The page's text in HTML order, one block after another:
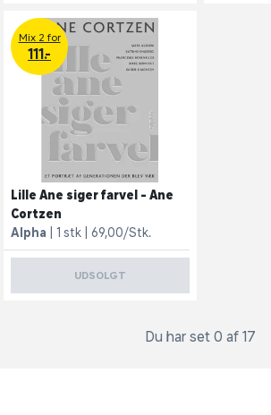
Mix 2 for
111.-
Lille Ane siger farvel - Ane
Cortzen
Alpha
1 stk 69,00/Stk.
UDSOLGT
Du har set 0 af 17